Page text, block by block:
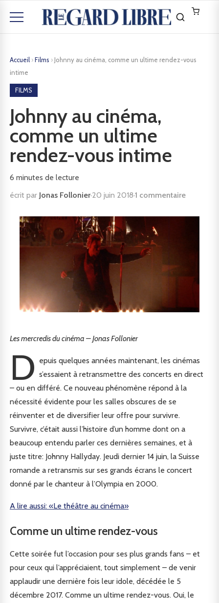
Accueil ›Films › Johnny au cinéma, comme un ultime rendez-vous
intime
FILMS
Johnny au cinéma,
comme un ultime
rendez-vous intime
6 minutes de lecture
écrit par Jonas Follonier·20 juin 2018·1 commentaire
Les mercredis du cinéma – Jonas Follonier
D epuis quelques années maintenant, les cinémas
s’essaient à retransmettre des concerts en direct
– ou en différé. Ce nouveau phénomène répond à la
nécessité évidente pour les salles obscures de se
réinventer et de diversifier leur offre pour survivre.
Survivre, c’était aussi l’histoire d’un homme dont on a
beaucoup entendu parler ces dernières semaines, et à
juste titre: Johnny Hallyday. Jeudi dernier 14 juin, la Suisse
romande a retransmis sur ses grands écrans le concert
donné par le chanteur à l’Olympia en 2000.
A lire aussi: «Le théâtre au cinéma»
Comme un ultime rendez-vous
Cette soirée fut l’occasion pour ses plus grands fans – et
pour ceux qui l’appréciaient, tout simplement – de venir
applaudir une dernière fois leur idole, décédée le 5
décembre 2017. Comme un ultime rendez-vous. Oui, le